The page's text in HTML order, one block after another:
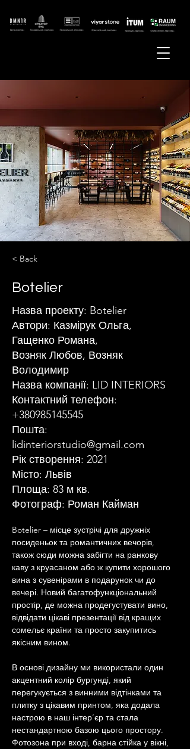
< Back
Botelier
Назва проекту: Botelier
Автори: Казмірук Ольга,
Гащенко Романа,
Возняк Любов, Возняк
Володимир
Назва компанії: LID INTERIORS
Контактний телефон:
+380985145545
Пошта:
lidinteriorstudio@gmail.com
Рік створення: 2021
Місто: Львів
Площа: 83 м кв.
Фотограф: Роман Кайман
Botelier – місце зустрічі для дружніх
посиденьок та романтичних вечорів,
також сюди можна забігти на ранкову
каву з круасаном або ж купити хорошого
вина з сувенірами в подарунок чи до
вечері. Новий багатофункціональний
простір, де можна продегустувати вино,
відвідати цікаві презентації від кращих
сомельє країни та просто закупитись
якісним вином.
В основі дизайну ми використали один
акцентний колір бургунді, який
перегукується з винними відтінками та
плитку з цікавим принтом, яка додала
настрою в наш інтер’єр та стала
нестандартною базою цього простору.
Фотозона при вході, барна стійка у вікні,